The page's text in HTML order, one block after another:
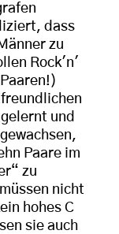
dass
zu
Rock'n'
und
Paare im
zu
nicht
hohes C
sie auch